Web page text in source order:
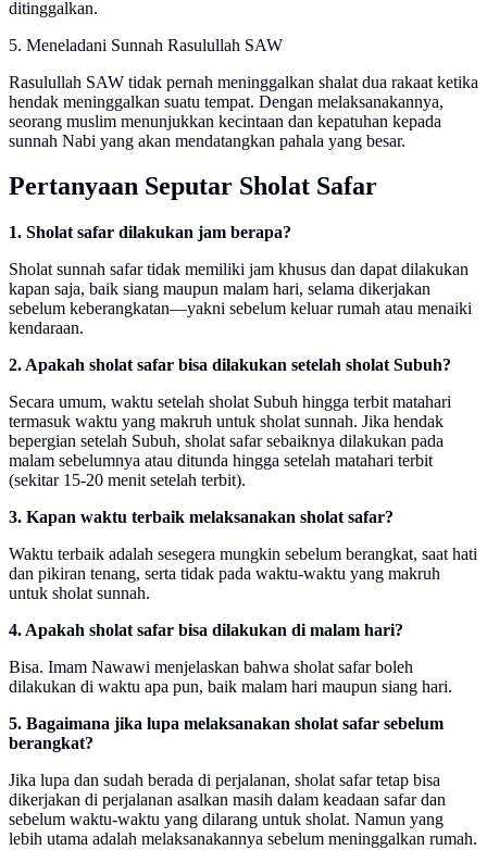
ditinggalkan.
5. Meneladani Sunnah Rasulullah SAW
Rasulullah SAW tidak pernah meninggalkan shalat dua rakaat ketika
hendak meninggalkan suatu tempat. Dengan melaksanakannya,
seorang muslim menunjukkan kecintaan dan kepatuhan kepada
sunnah Nabi yang akan mendatangkan pahala yang besar.
Pertanyaan Seputar Sholat Safar
1. Sholat safar dilakukan jam berapa?
Sholat sunnah safar tidak memiliki jam khusus dan dapat dilakukan
kapan saja, baik siang maupun malam hari, selama dikerjakan
sebelum keberangkatan—yakni sebelum keluar rumah atau menaiki
kendaraan.
2. Apakah sholat safar bisa dilakukan setelah sholat Subuh?
Secara umum, waktu setelah sholat Subuh hingga terbit matahari
termasuk waktu yang makruh untuk sholat sunnah. Jika hendak
bepergian setelah Subuh, sholat safar sebaiknya dilakukan pada
malam sebelumnya atau ditunda hingga setelah matahari terbit
(sekitar 15-20 menit setelah terbit).
3. Kapan waktu terbaik melaksanakan sholat safar?
Waktu terbaik adalah sesegera mungkin sebelum berangkat, saat hati
dan pikiran tenang, serta tidak pada waktu-waktu yang makruh
untuk sholat sunnah.
4. Apakah sholat safar bisa dilakukan di malam hari?
Bisa. Imam Nawawi menjelaskan bahwa sholat safar boleh
dilakukan di waktu apa pun, baik malam hari maupun siang hari.
5. Bagaimana jika lupa melaksanakan sholat safar sebelum
berangkat?
Jika lupa dan sudah berada di perjalanan, sholat safar tetap bisa
dikerjakan di perjalanan asalkan masih dalam keadaan safar dan
sebelum waktu-waktu yang dilarang untuk sholat. Namun yang
lebih utama adalah melaksanakannya sebelum meninggalkan rumah.